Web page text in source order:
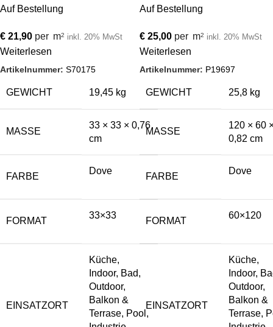
Auf Bestellung
€ 21,90 per m2 inkl. 20% MwSt
Weiterlesen
Artikelnummer: S70175
GEWICHT 19,45 kg
MASSE
33 × 33 × 0,76
cm
FARBE
Dove
FORMAT
33×33
EINSATZORT
Küche,
Indoor, Bad,
Outdoor,
Balkon &
Terrase, Pool,
Auf Bestellung
€ 25,00 per m2 inkl. 20% MwSt
Weiterlesen
Artikelnummer: P19697
GEWICHT 25,8 kg
MASSE
120 × 60
0,82 cm
FARBE
Dove
FORMAT
60×120
EINSATZORT
Küche,
Indoor,
Outdoor,
Balkon &
Terrase,